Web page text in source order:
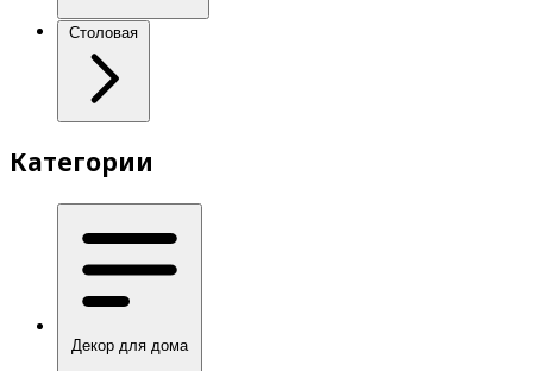
Столовая
Категории
Декор для дома